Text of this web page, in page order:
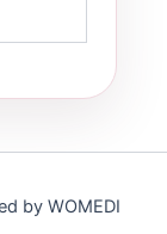
by WOMEDI